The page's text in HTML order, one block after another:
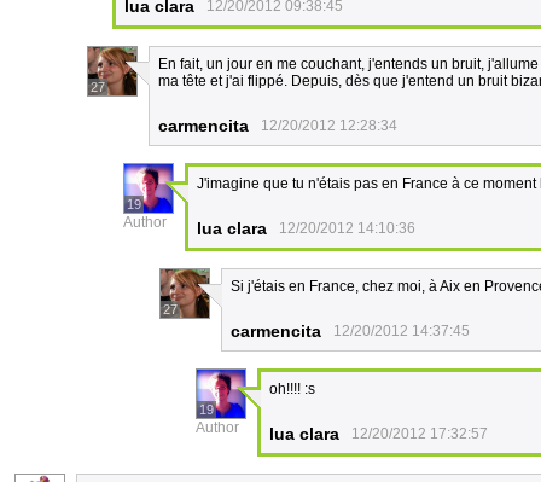
lua clara 12/20/2012 09:38:45
27
En fait, un jour en me couchant, j'entends un bruit,
ma tête et j'ai flippé. Depuis, dès que j'entend un bruit
carmencita 12/20/2012 12:28:34
19
Author
J'imagine que tu n'étais pas en France à ce moment
lua clara 12/20/2012 14:10:36
27
Si j'étais en France, chez moi, à Aix en
carmencita 12/20/2012 14:37:45
19
Author
oh!!!! :s
lua clara 12/20/2012 17:32:57